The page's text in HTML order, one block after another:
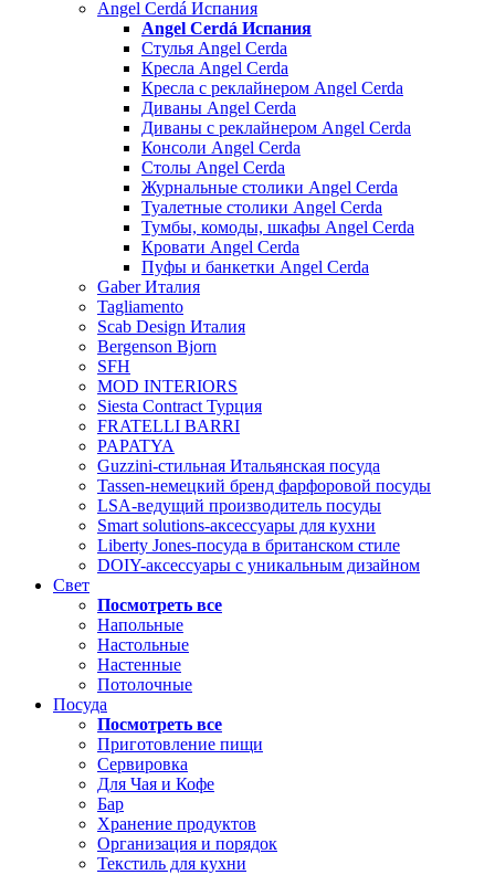
Angel Cerdá Испания
Angel Cerdá Испания
Стулья Angel Cerda
Кресла Angel Cerda
Кресла с реклайнером Angel Cerda
Диваны Angel Cerda
Диваны с реклайнером Angel Cerda
Консоли Angel Cerda
Столы Angel Cerda
Журнальные столики Angel Cerda
Туалетные столики Angel Cerda
Тумбы, комоды, шкафы Angel Cerda
Кровати Angel Cerda
Пуфы и банкетки Angel Cerda
Gaber Италия
Tagliamento
Scab Design Италия
Bergenson Bjorn
SFH
MOD INTERIORS
Siesta Contract Турция
FRATELLI BARRI
PAPATYA
Guzzini-стильная Итальянская посуда
Tassen-немецкий бренд фарфоровой посуды
LSA-ведущий производитель посуды
Smart solutions-аксессуары для кухни
Liberty Jones-посуда в британском стиле
DOIY-аксессуары с уникальным дизайном
Свет
Посмотреть все
Напольные
Настольные
Настенные
Потолочные
Посуда
Посмотреть все
Приготовление пищи
Сервировка
Для Чая и Кофе
Бар
Хранение продуктов
Организация и порядок
Текстиль для кухни